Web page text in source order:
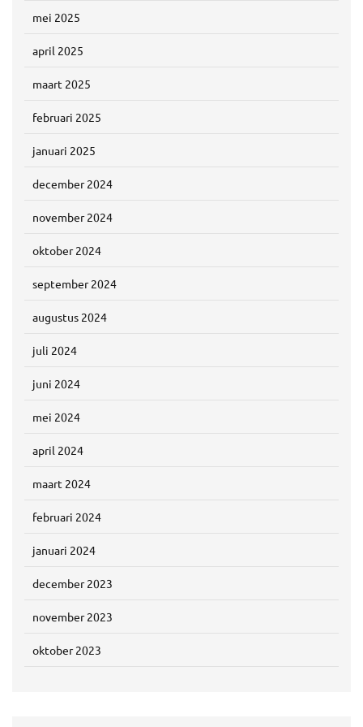
mei 2025
april 2025
maart 2025
februari 2025
januari 2025
december 2024
november 2024
oktober 2024
september 2024
augustus 2024
juli 2024
juni 2024
mei 2024
april 2024
maart 2024
februari 2024
januari 2024
december 2023
november 2023
oktober 2023